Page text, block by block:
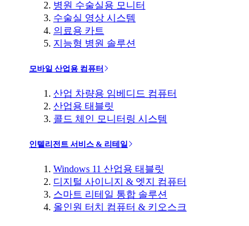
병원 수술실용 모니터
수술실 영상 시스템
의료용 카트
지능형 병원 솔루션
모바일 산업용 컴퓨터
산업 차량용 임베디드 컴퓨터
산업용 태블릿
콜드 체인 모니터링 시스템
인텔리전트 서비스 & 리테일
Windows 11 산업용 태블릿
디지털 사이니지 & 엣지 컴퓨터
스마트 리테일 통합 솔루션
올인원 터치 컴퓨터 & 키오스크